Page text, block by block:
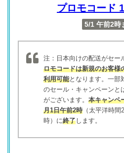
プロモコード
5/1 午前2時
注：日本向けの配送がセー
ロモコードは新規のお客様
利用可能となります。一部
のセール・キャンペーンと
がございます。 本キャンペ
月1日午前2時 （太平洋時
時）に終了します。